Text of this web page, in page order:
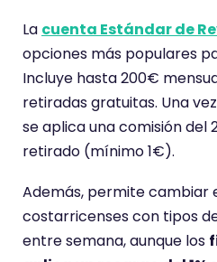
La cuenta Estándar de
opciones más populares
Incluye hasta 200€
retiradas gratuitas. Una
se aplica una comisión del
retirado (mínimo 1€).
Además, permite cambiar
costarricenses con tipos
entre semana, aunque los